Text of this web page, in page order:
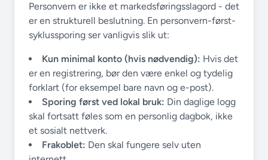
Personvern er ikke et markedsføringsslagord - det
er en strukturell beslutning. En personvern-først-
syklussporing ser vanligvis slik ut:
Kun minimal konto (hvis nødvendig): Hvis det
er en registrering, bør den være enkel og tydelig
forklart (for eksempel bare navn og e-post).
Sporing først ved lokal bruk: Din daglige logg
skal fortsatt føles som en personlig dagbok, ikke
et sosialt nettverk.
Frakoblet: Den skal fungere selv uten